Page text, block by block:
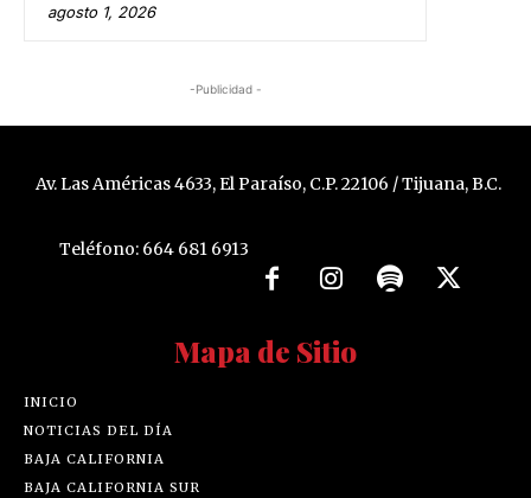
agosto 1, 2026
-Publicidad -
Av. Las Américas 4633, El Paraíso, C.P. 22106 / Tijuana, B.C.
Teléfono: 664 681 6913
Mapa de Sitio
INICIO
NOTICIAS DEL DÍA
BAJA CALIFORNIA
BAJA CALIFORNIA SUR